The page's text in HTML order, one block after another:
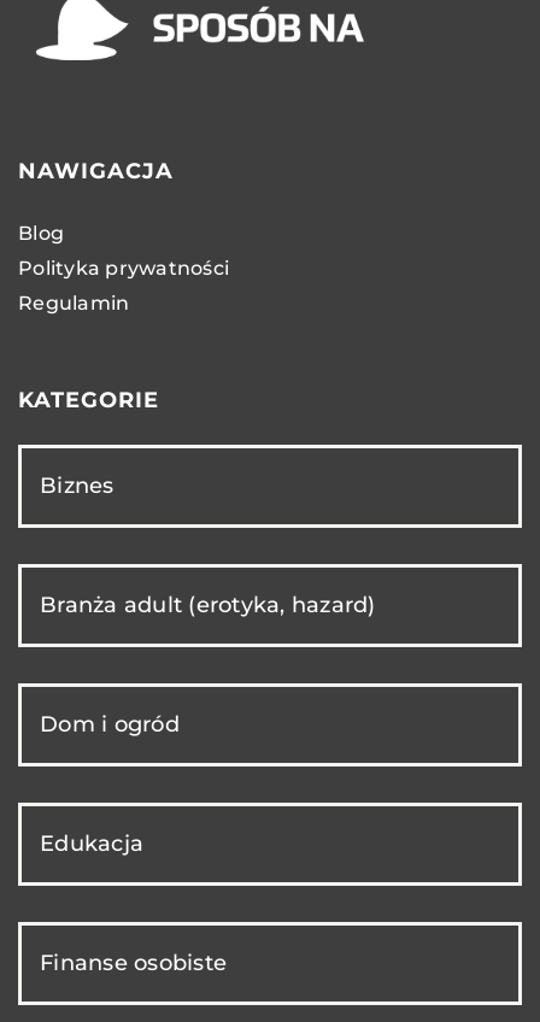
NAWIGACJA
Blog
Polityka prywatności
Regulamin
KATEGORIE
Biznes
Branża adult (erotyka, hazard)
Dom i ogród
Edukacja
Finanse osobiste